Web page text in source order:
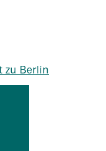
zu Berlin